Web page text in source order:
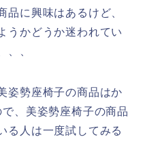
品に興味はあるけど、
うかどうか迷われてい
、、
姿勢座椅子の商品はか
、美姿勢座椅子の商品
る人は一度試してみる